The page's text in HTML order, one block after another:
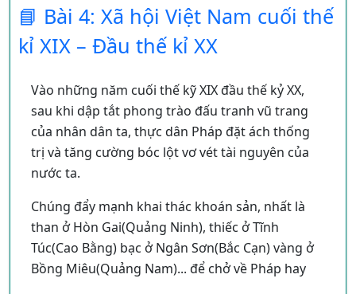
không thành.
Pháp đe dọa trắng trợn tới phe chủ
chiến.
Đêm ngày mùng 4, rạng sáng ngày
5/7/1885, Tôn Thất Thuyết cho quân
đánh vào đồn Mang Cá, tòa Khâm sứ
Pháp.
sáng thì chống trả quyết liệt.
Kết quả: Cuộc phản công thất bại, vua Hàm
Nghi ra chiếu Cần Vương. Phong trào
chống Pháp bùng lên mạnh mẽ.
📘 Bài 4: Xã hội Việt Nam cuối thế
kỉ XIX – Đầu thế kỉ XX
Vào những năm cuối thế kỹ XIX đầu thế kỷ XX,
sau khi dập tắt phong trào đấu tranh vũ trang
của nhân dân ta, thực dân Pháp đặt ách thống
trị và tăng cường bóc lột vơ vét tài nguyên của
nước ta.
Chúng đẩy mạnh khai thác khoán sản, nhất là
than ở Hòn Gai(Quảng Ninh), thiếc ở Tĩnh
Túc(Cao Bằng) bạc ở Ngân Sơn(Bắc Cạn) vàng ở
Bồng Miêu(Quảng Nam)... để chở về Pháp hay